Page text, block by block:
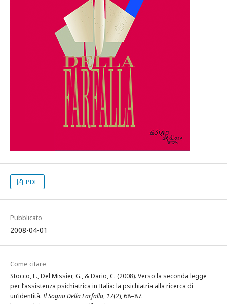
PDF
Pubblicato
2008-04-01
Come citare
Stocco, E., Del Missier, G., & Dario, C. (2008). Verso la seconda legge
per l’assistenza psichiatrica in Italia: la psichiatria alla ricerca di
un’identità.Il Sogno Della Farfalla, 17(2), 68–87.